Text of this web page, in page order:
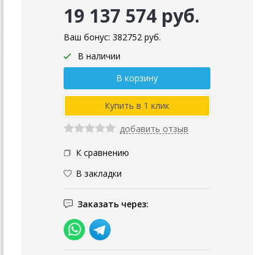
19 137 574 руб.
Ваш бонус: 382752 руб.
В наличии
добавить отзыв
К сравнению
В закладки
Заказать через: